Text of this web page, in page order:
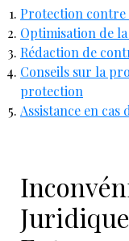
Protection
Optimisation de
Rédaction de
Conseils sur la
protection
Assistance en cas